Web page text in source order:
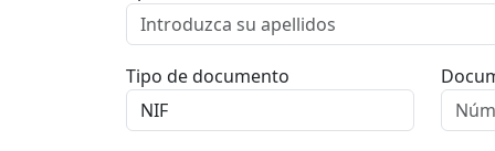
Tipo de documento